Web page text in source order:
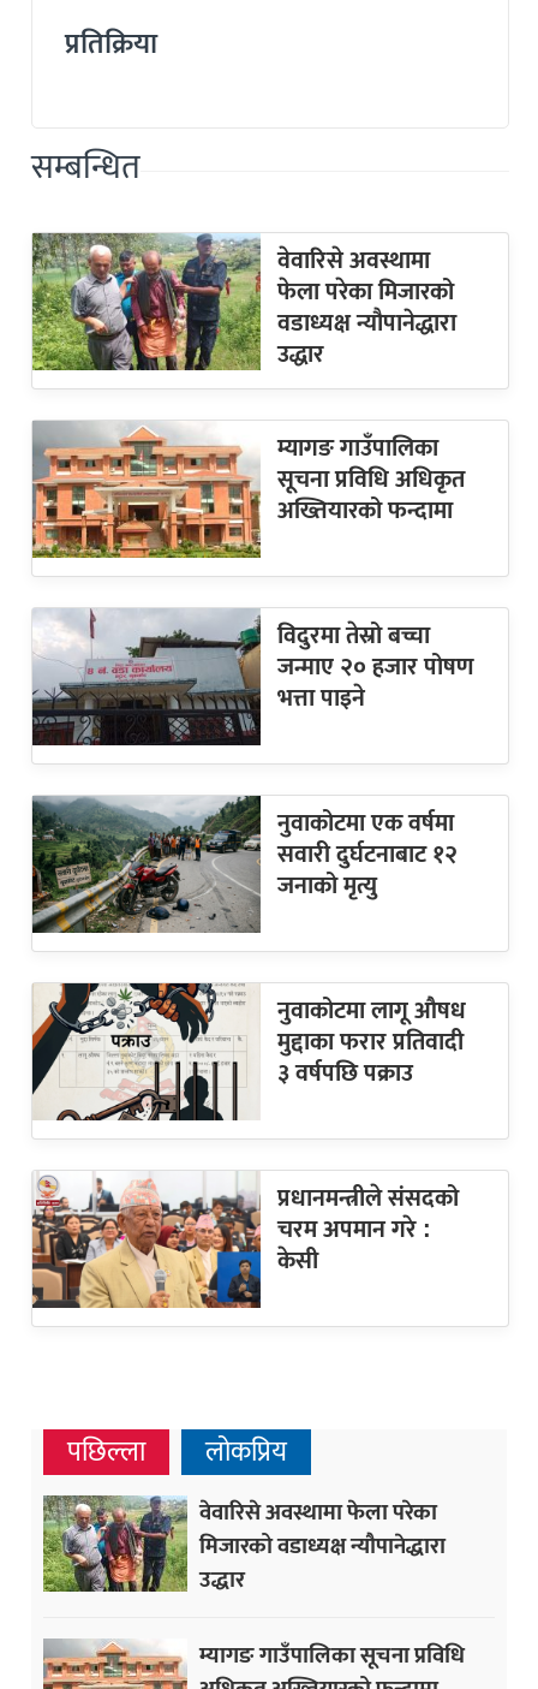
प्रतिक्रिया
सम्बन्धित
वेवारिसे अवस्थामा
फेला परेका मिजारको
वडाध्यक्ष न्यौपानेद्धारा
उद्धार
म्यागङ गाउँपालिका
सूचना प्रविधि अधिकृत
अख्तियारको फन्दामा
विदुरमा तेस्रो बच्चा
जन्माए २० हजार पोषण
भत्ता पाइने
नुवाकोटमा एक वर्षमा
सवारी दुर्घटनाबाट १२
जनाको मृत्यु
नुवाकोटमा लागू औषध
मुद्दाका फरार प्रतिवादी
३ वर्षपछि पक्राउ
प्रधानमन्त्रीले संसदको
चरम अपमान गरे :
केसी
पछिल्ला लोकप्रिय
वेवारिसे अवस्थामा फेला परेका
मिजारको वडाध्यक्ष न्यौपानेद्धारा
उद्धार
म्यागङ गाउँपालिका सूचना प्रविधि